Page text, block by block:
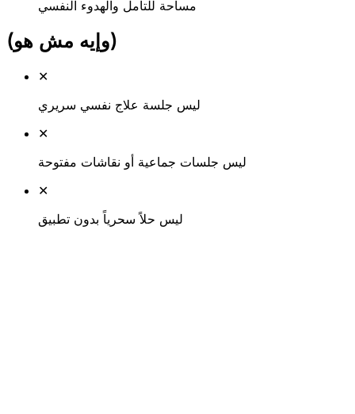
مساحة للتأمل والهدوء النفسي
(وإيه مش هو)
✕
ليس جلسة علاج نفسي سريري
✕
ليس جلسات جماعية أو نقاشات مفتوحة
✕
ليس حلاً سحرياً بدون تطبيق